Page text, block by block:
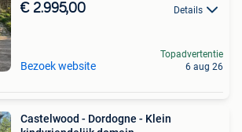
€ 2.995,00 Details
Bezoek website
Topadvertentie
6 aug 26
Castelwood - Dordogne - Klein